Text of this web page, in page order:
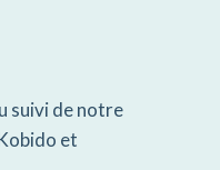
suivi de notre
et